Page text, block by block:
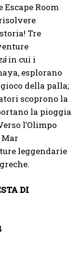
Room
Tre
in cui i
esplorano
della palla;
scoprono la
la pioggia
l’Olimpo
leggendarie
DI